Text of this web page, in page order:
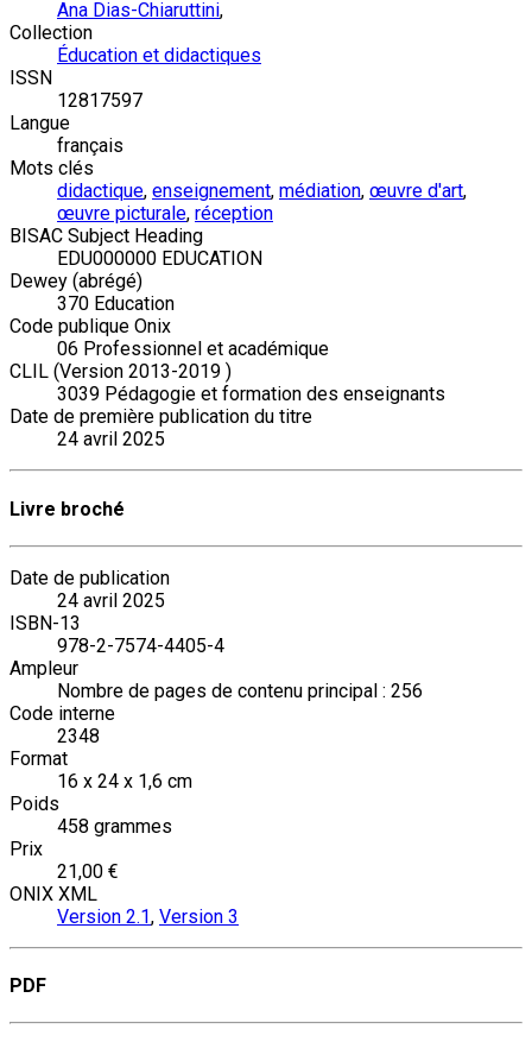
Ana Dias-Chiaruttini,
Collection
Éducation et didactiques
ISSN
12817597
Langue
français
Mots clés
didactique, enseignement, médiation, œuvre d'art,
œuvre picturale, réception
BISAC Subject Heading
EDU000000 EDUCATION
Dewey (abrégé)
370 Education
Code publique Onix
06 Professionnel et académique
CLIL (Version 2013-2019 )
3039 Pédagogie et formation des enseignants
Date de première publication du titre
24 avril 2025
Livre broché
Date de publication
24 avril 2025
ISBN-13
978-2-7574-4405-4
Ampleur
Nombre de pages de contenu principal : 256
Code interne
2348
Format
16 x 24 x 1,6 cm
Poids
458 grammes
Prix
21,00 €
ONIX XML
Version 2.1, Version 3
PDF